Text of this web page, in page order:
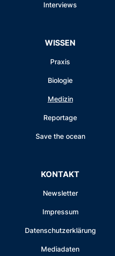
Interviews
WISSEN
Praxis
Biologie
Medizin
Reportage
Save the ocean
KONTAKT
Newsletter
Impressum
Datenschutzerklärung
Mediadaten